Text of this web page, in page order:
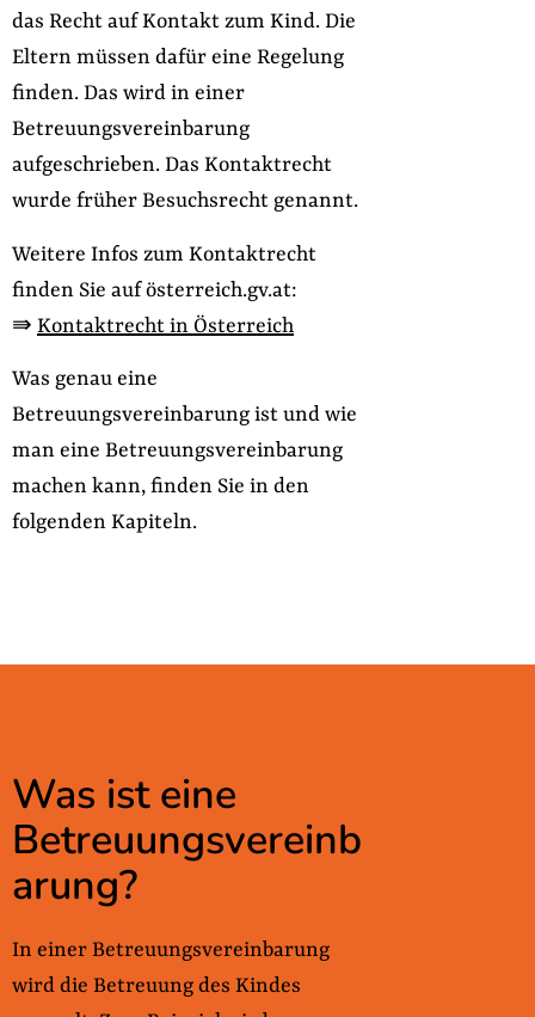
das Recht auf Kontakt zum Kind. Die
Eltern müssen dafür eine Regelung
finden. Das wird in einer
Betreuungsvereinbarung
aufgeschrieben. Das Kontaktrecht
wurde früher Besuchsrecht genannt.
Weitere Infos zum Kontaktrecht
finden Sie auf österreich.gv.at:
⇛ Kontaktrecht in Österreich
Was genau eine
Betreuungsvereinbarung ist und wie
man eine Betreuungsvereinbarung
machen kann, finden Sie in den
folgenden Kapiteln.
Was ist eine
Betreuungsvereinb
arung?
In einer Betreuungsvereinbarung
wird die Betreuung des Kindes